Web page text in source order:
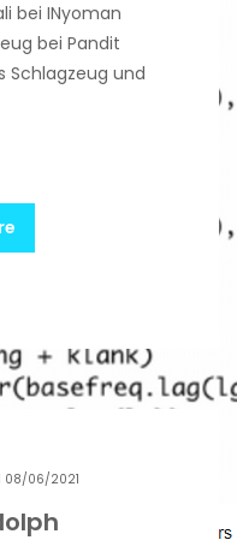
bei INyoman
bei Pandit
Schlagzeug und
08/06/2021